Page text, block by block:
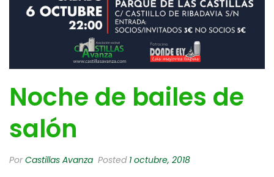
Noche de bailes de
salón
PorCastillas Avanza Posted 1 octubre, 2018